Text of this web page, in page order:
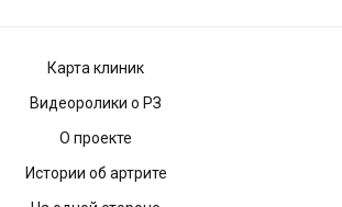
Карта клиник
Видеоролики о РЗ
О проекте
Истории об артрите